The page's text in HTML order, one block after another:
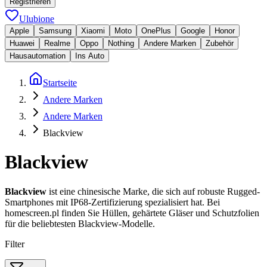
Ulubione
Apple Samsung Xiaomi Moto OnePlus Google
Honor
Huawei
Realme Oppo Nothing Andere Marken
Zubehör
Hausautomation
Ins Auto
Startseite
Andere Marken
Andere Marken
Blackview
Blackview
Blackview ist eine chinesische Marke, die sich auf robuste Rugged-
Smartphones mit IP68-Zertifizierung spezialisiert hat. Bei
homescreen.pl finden Sie Hüllen, gehärtete Gläser und Schutzfolien
für die beliebtesten Blackview-Modelle.
Filter